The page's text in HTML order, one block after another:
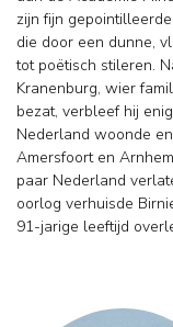
zijn fijn
die door een dunne,
tot poëtisch stileren.
Kranenburg, wier
bezat, verbleef hij
Nederland woonde
Amersfoort en
paar Nederland
oorlog verhuisde
91-jarige leeftijd